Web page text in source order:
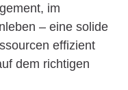
im
– eine solide
effizient
dem richtigen